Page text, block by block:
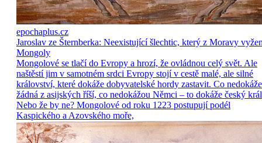
epochaplus.cz
Jaroslav ze Šternberka: Neexistující šlechtic, který z Moravy
Mongoly
Mongolové se tlačí do Evropy a hrozí, že ovládnou celý svět. Ale
naštěstí jim v samotném srdci Evropy stojí v cestě malé, ale silné
království, které dokáže dobyvatelské hordy zastavit. Co nedokáže
žádná z asijských říší, co nedokážou Němci – to dokáže český
Nebo že by ne? Mongolové od roku 1223 postupují podél
Kaspického a Azovského moře,